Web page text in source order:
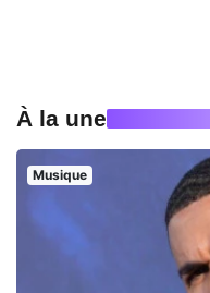
À la une
Musique